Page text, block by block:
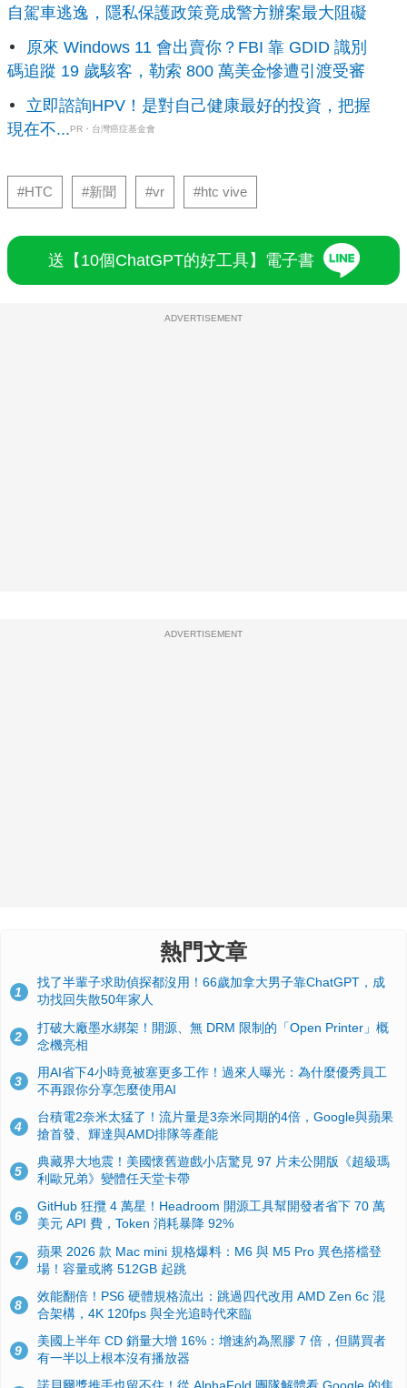
自駕車逃逸，隱私保護政策竟成警方辦案最大阻礙
原來 Windows 11 會出賣你？FBI 靠 GDID 識別
碼追蹤 19 歲駭客，勒索 800 萬美金慘遭引渡受審
立即諮詢HPV！是對自己健康最好的投資，把握
現在不...PR・台灣癌症基金會
#HTC #新聞 #vr #htc vive
送【10個ChatGPT的好工具】電子書
ADVERTISEMENT
ADVERTISEMENT
熱門文章
1
找了半輩子求助偵探都沒用！66歲加拿大男子靠ChatGPT，成
功找回失散50年家人
2
打破大廠墨水綁架！開源、無 DRM 限制的「Open Printer」概
念機亮相
3
用AI省下4小時竟被塞更多工作！過來人曝光：為什麼優秀員工
不再跟你分享怎麼使用AI
4
台積電2奈米太猛了！流片量是3奈米同期的4倍，Google與蘋果
搶首發、輝達與AMD排隊等產能
5
典藏界大地震！美國懷舊遊戲小店驚見 97 片未公開版《超級瑪
利歐兄弟》變體任天堂卡帶
6
GitHub 狂攬 4 萬星！Headroom 開源工具幫開發者省下 70 萬
美元 API 費，Token 消耗暴降 92%
7
蘋果 2026 款 Mac mini 規格爆料：M6 與 M5 Pro 異色搭檔登
場！容量或將 512GB 起跳
8
效能翻倍！PS6 硬體規格流出：跳過四代改用 AMD Zen 6c 混
合架構，4K 120fps 與全光追時代來臨
9
美國上半年 CD 銷量大增 16%：增速約為黑膠 7 倍，但購買者
有一半以上根本沒有播放器